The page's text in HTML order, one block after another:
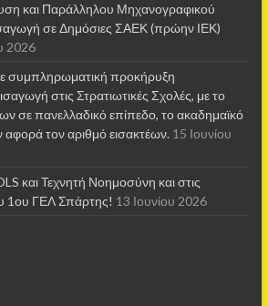
και Παράλληλου Μηχανογραφικού
σε Δημόσιες ΣΑΕΚ (πρώην ΙΕΚ)
2026
συμπληρωματική προκήρυξη
στις Στρατιωτικές Σχολές, με το
σε πανελλαδικό επίπεδο, το ακαδημαϊκό
τον αριθμό εισακτέων. 15 Ιουνίου
και Τεχνητή Νοημοσύνη και στις
1ου ΓΕΛ Σπάρτης! 13 Ιουνίου 2026